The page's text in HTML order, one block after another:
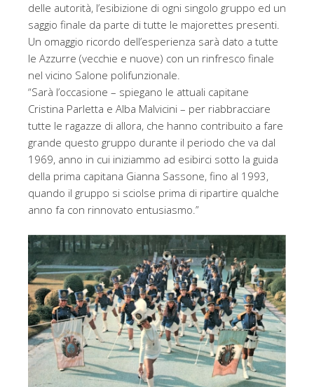
delle autorità, l’esibizione di ogni singolo gruppo ed un
saggio finale da parte di tutte le majorettes presenti.
Un omaggio ricordo dell’esperienza sarà dato a tutte
le Azzurre (vecchie e nuove) con un rinfresco finale
nel vicino Salone polifunzionale.
“Sarà l’occasione – spiegano le attuali capitane
Cristina Parletta e Alba Malvicini – per riabbracciare
tutte le ragazze di allora, che hanno contribuito a fare
grande questo gruppo durante il periodo che va dal
1969, anno in cui iniziammo ad esibirci sotto la guida
della prima capitana Gianna Sassone, fino al 1993,
quando il gruppo si sciolse prima di ripartire qualche
anno fa con rinnovato entusiasmo.”